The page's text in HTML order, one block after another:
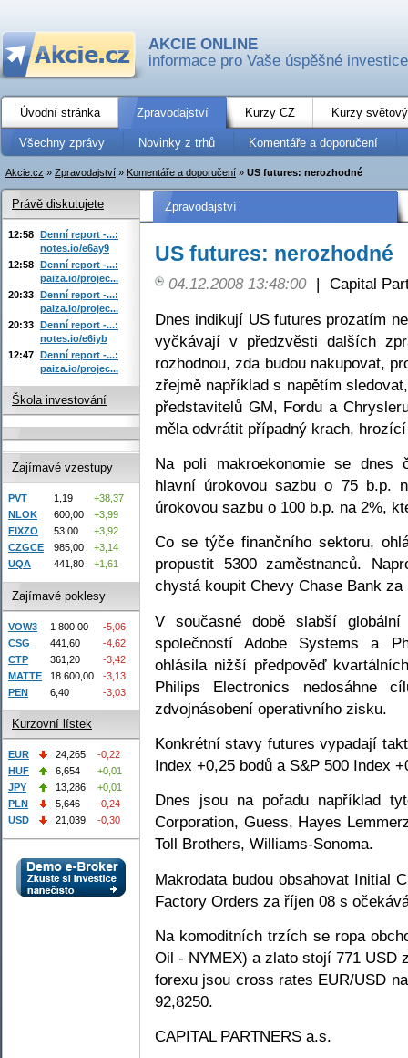
AKCIE ONLINE
informace pro Vaše úspěšné investice
Úvodní stránka Zpravodajství Kurzy CZ Kurzy
Všechny zprávy Novinky z trhů Komentáře a doporučení
Akcie.cz » Zpravodajství » Komentáře a doporučení » US futures: nerozhodné
Zpravodajství
US futures: nerozhodné
04.12.2008 13:48:00 | Capital
Dnes indikují US futures prozatím
vyčkávají v předzvěsti dalších
rozhodnou, zda budou nakupovat,
zřejmě například s napětím
představitelů GM, Fordu a
měla odvrátit případný krach,
Na poli makroekonomie se dnes
hlavní úrokovou sazbu o 75 b.p.
úrokovou sazbu o 100 b.p. na 2%,
Co se týče finančního sektoru,
propustit 5300 zaměstnanců.
chystá koupit Chevy Chase Bank za
V současné době slabší
společností Adobe Systems a
ohlásila nižší předpověď
Philips Electronics nedosáhne
zdvojnásobení operativního zisku.
Konkrétní stavy futures vypadají
Index +0,25 bodů a S&P 500 Index
Dnes jsou na pořadu například
Corporation, Guess, Hayes
Toll Brothers, Williams-Sonoma.
Makrodata budou obsahovat Initial
Factory Orders za říjen 08 s
Na komoditních trzích se ropa
Oil - NYMEX) a zlato stojí 771 USD
forexu jsou cross rates EUR/USD
92,8250.
CAPITAL PARTNERS a.s.
Právě diskutujete
12:58 Denní report -...:
notes.io/e6ay9
12:58 Denní report -...:
paiza.io/projec...
20:33 Denní report -...:
paiza.io/projec...
20:33 Denní report -...:
notes.io/e6iyb
12:47 Denní report -...:
paiza.io/projec...
Škola investování
Zajímavé vzestupy
PVT 1,19
+38,37
NLOK
600,00
+3,99
FIXZO
53,00
+3,92
CZGCE
985,00
+3,14
UQA
441,80 +1,61
Zajímavé poklesy
VOW3 1 800,00
-5,06
CSG
441,60
-4,62
CTP
361,20
-3,42
MATTE
18 600,00
-3,13
PEN
6,40 -3,03
Kurzovní lístek
EUR 24,265
-0,22
HUF
6,654
+0,01
JPY
13,286
+0,01
PLN
5,646
-0,24
USD
21,039 -0,30